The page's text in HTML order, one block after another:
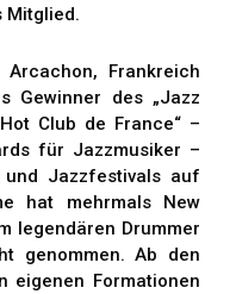
Mitglied.
Frankreich
Gewinner des „Jazz
Club de France“ –
für Jazzmusiker –
Jazzfestivals auf
hat mehrmals New
legendären Drummer
genommen. Ab den
eigenen Formationen